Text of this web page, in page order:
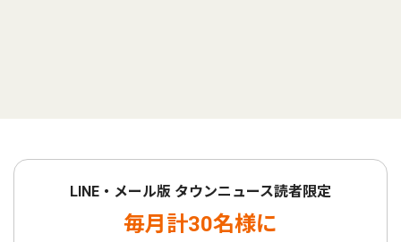
LINE・メール版 タウンニュース読者限定
毎月計30名様に